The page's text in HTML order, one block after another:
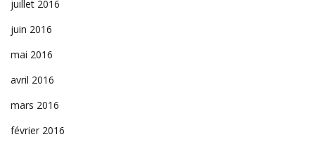
juillet 2016
juin 2016
mai 2016
avril 2016
mars 2016
février 2016